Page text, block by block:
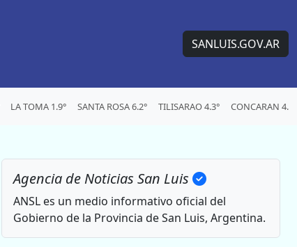
SANLUIS.GOV.AR
LA TOMA 1.9° SANTA ROSA 6.2° TILISARAO 4.3° CONCARAN 4.1°
Agencia de Noticias San Luis
ANSL es un medio informativo oficial del
Gobierno de la Provincia de San Luis, Argentina.